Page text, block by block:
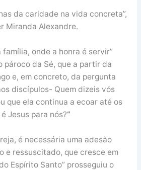
da caridade na vida concreta”,
Miranda Alexandre.
família, onde a honra é servir”
pároco da Sé, que a partir da
e, em concreto, da pergunta
discípulos- Quem dizeis vós
que ela continua a ecoar até os
Jesus para nós?“
é necessária uma adesão
e ressuscitado, que cresce em
Espírito Santo” prosseguiu o